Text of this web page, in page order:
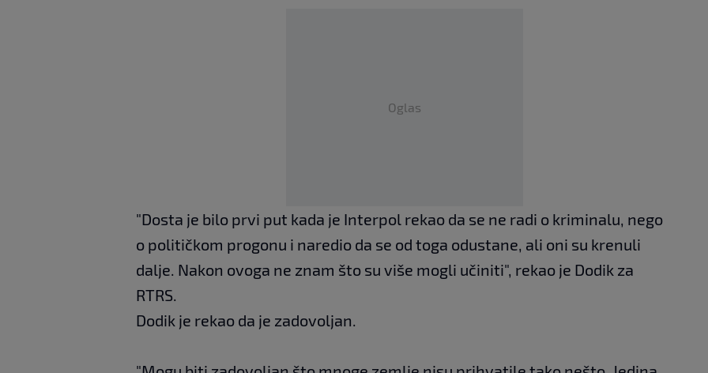
Oglas
"Dosta je bilo prvi put kada je Interpol rekao da se ne radi o kriminalu, nego
o političkom progonu i naredio da se od toga odustane, ali oni su krenuli
dalje. Nakon ovoga ne znam što su više mogli učiniti", rekao je Dodik za
RTRS.
Dodik je rekao da je zadovoljan.